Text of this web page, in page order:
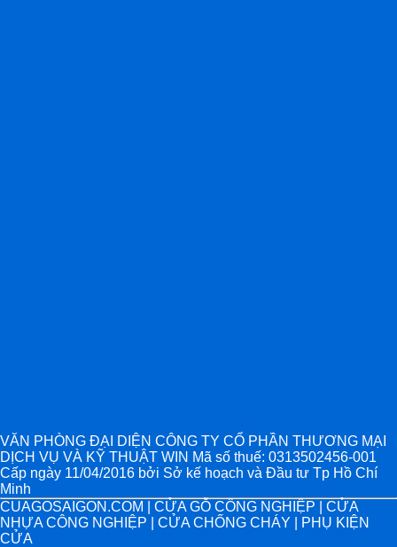
VĂN PHÒNG ĐẠI DIỆN CÔNG TY CỔ PHẦN THƯƠNG MẠI
DỊCH VỤ VÀ KỸ THUẬT WIN Mã số thuế: 0313502456-001
Cấp ngày 11/04/2016 bởi Sở kế hoạch và Đầu tư Tp Hồ Chí
Minh
CUAGOSAIGON.COM | CỬA GỖ CÔNG NGHIỆP | CỬA
NHỰA CÔNG NGHIỆP | CỬA CHỐNG CHÁY | PHỤ KIỆN
CỬA